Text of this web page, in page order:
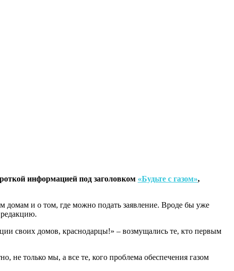
информацией под заголовком «Будьте с газом»,
домам и о том, где можно подать заявление. Вроде бы уже
своих домов, краснодарцы!» – возмущались те, кто первым
не только мы, а все те, кого проблема обеспечения газом